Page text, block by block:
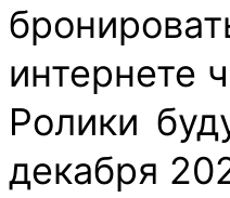
интернете
Ролики
декабря